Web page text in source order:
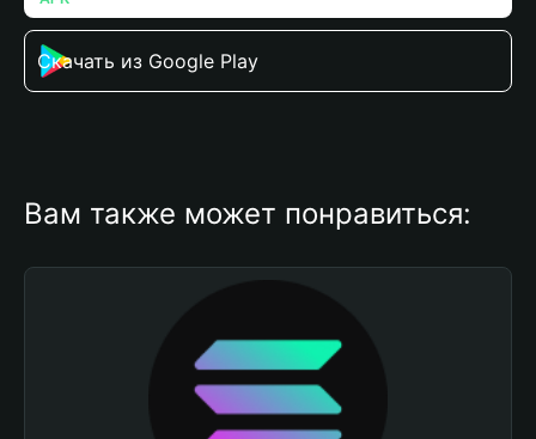
Скачать из Google Play
Вам также может понравиться: